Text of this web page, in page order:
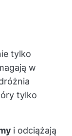
tylko
w
tylko
i odciążają